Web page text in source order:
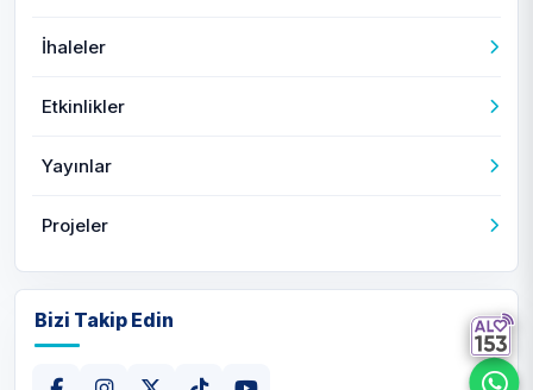
İhaleler
Etkinlikler
Yayınlar
Projeler
Bizi Takip Edin